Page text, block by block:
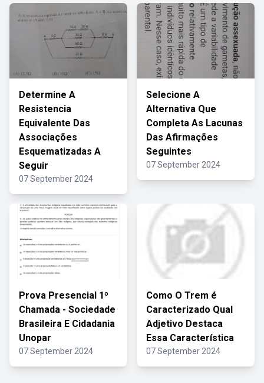
Determine A
Resistencia
Equivalente Das
Associações
Esquematizadas A
Seguir
07 September 2024
Selecione A
Alternativa Que
Completa As Lacunas
Das Afirmações
Seguintes
07 September 2024
Prova Presencial 1º
Chamada - Sociedade
Brasileira E Cidadania
Unopar
07 September 2024
Como O Trem é
Caracterizado Qual
Adjetivo Destaca
Essa Característica
07 September 2024